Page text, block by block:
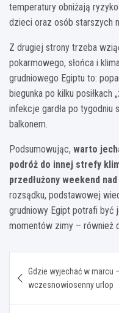
temperatury obniżają
dzieci oraz osób starszych
Z drugiej strony trzeba
pokarmowego, słońca i
grudniowego Egiptu to:
biegunka po kilku posiłkach
infekcje gardła po tygodniu
balkonem.
Podsumowując, warto
podróż do innej strefy
przedłużony weekend
rozsądku, podstawowej
grudniowy Egipt potrafi być
momentów zimy – również
wpisu
Gdzie wyjechać w marcu
wczesnowiosenny urlop